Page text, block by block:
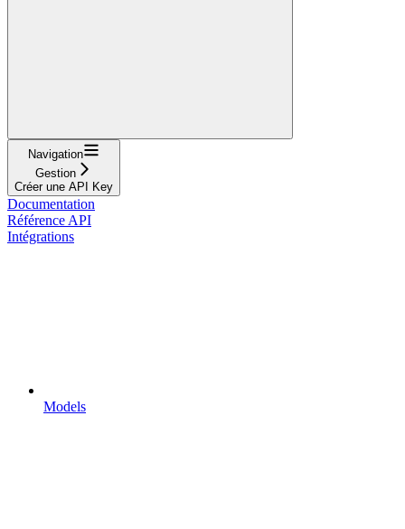
Navigation
Gestion
Créer une API Key
Documentation
Référence API
Intégrations
Models